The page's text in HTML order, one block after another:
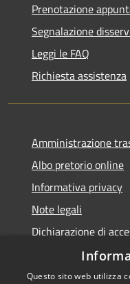
Prenotazione
Segnalazione
Leggi le FAQ
Richiesta assistenza
Amministrazione
Albo pretorio online
Informativa privacy
Note legali
Dichiarazione di
Questo sito web utilizza